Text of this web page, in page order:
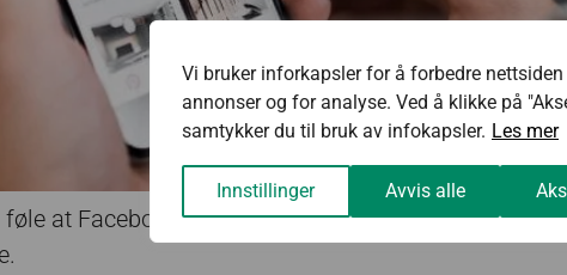
Vi bruker inforkapsler for å forbedre nettsiden
annonser og for analyse. Ved å klikke på
samtykker du til bruk av infokapsler. Les mer
Innstillinger Avvis alle
at Facebookinnleggene dine får lite